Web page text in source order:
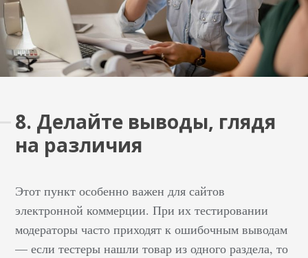
8. Делайте выводы, глядя
на различия
Этот пункт особенно важен для сайтов
электронной коммерции. При их тестировании
модераторы часто приходят к ошибочным выводам
— если тестеры нашли товар из одного раздела, то